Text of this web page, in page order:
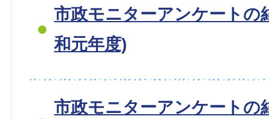
市政モニターアンケートの
和元年度)
市政モニターアンケートの